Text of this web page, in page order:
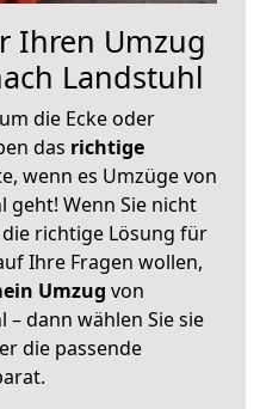
Ihren Umzug
Landstuhl
die Ecke oder
das richtige
wenn es Umzüge von
geht! Wenn Sie nicht
richtige Lösung für
Ihre Fragen wollen,
Umzug von
dann wählen Sie sie
die passende